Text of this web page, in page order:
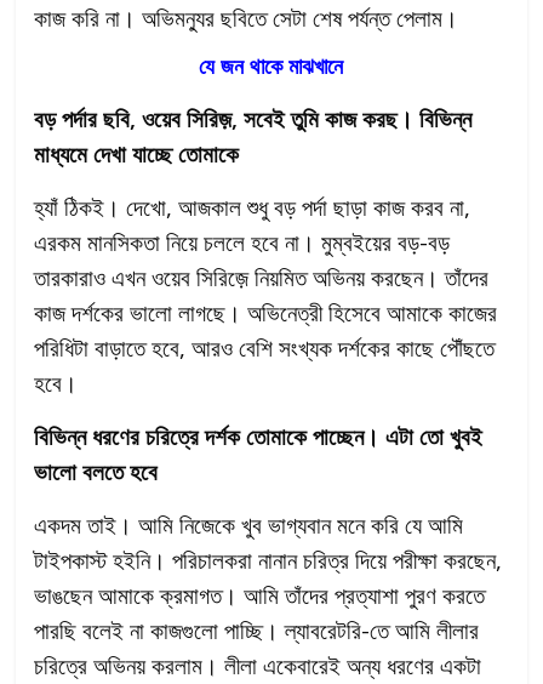
কাজ করি না। অভিমন্যুর ছবিতে সেটা শেষ পর্যন্ত পেলাম।
যে জন থাকে মাঝখানে
বড় পর্দার ছবি, ওয়েব সিরিজ়, সবেই তুমি কাজ করছ। বিভিন্ন
মাধ্যমে দেখা যাচ্ছে তোমাকে
হ্যাঁ ঠিকই। দেখো, আজকাল শুধু বড় পর্দা ছাড়া কাজ করব না,
এরকম মানসিকতা নিয়ে চললে হবে না। মুম্বইয়ের বড়-বড়
তারকারাও এখন ওয়েব সিরিজ়ে নিয়মিত অভিনয় করছেন। তাঁদের
কাজ দর্শকের ভালো লাগছে। অভিনেত্রী হিসেবে আমাকে কাজের
পরিধিটা বাড়াতে হবে, আরও বেশি সংখ্যক দর্শকের কাছে পৌঁছতে
হবে।
বিভিন্ন ধরণের চরিত্রে দর্শক তোমাকে পাচ্ছেন। এটা তো খুবই
ভালো বলতে হবে
একদম তাই। আমি নিজেকে খুব ভাগ্যবান মনে করি যে আমি
টাইপকাস্ট হইনি। পরিচালকরা নানান চরিত্র দিয়ে পরীক্ষা করছেন,
ভাঙছেন আমাকে ক্রমাগত। আমি তাঁদের প্রত্যাশা পুরণ করতে
পারছি বলেই না কাজগুলো পাচ্ছি। ল্যাবরেটরি-তে আমি লীলার
চরিত্রে অভিনয় করলাম। লীলা একেবারেই অন্য ধরণের একটা